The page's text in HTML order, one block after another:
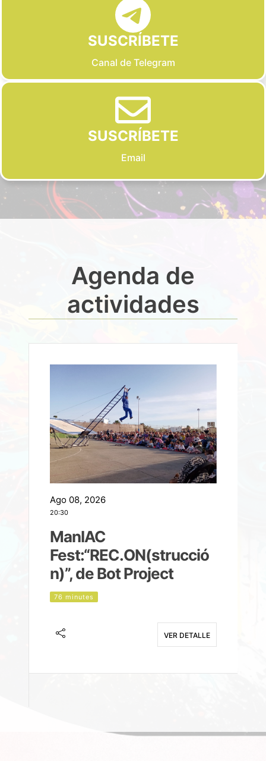
SUSCRÍBETE
Canal de Telegram
SUSCRÍBETE
Email
Agenda de
actividades
Ago 08, 2026
20:30
ManIAC
Fest:“REC.ON(strucció
n)”, de Bot Project
76 minutes
VER DETALLE